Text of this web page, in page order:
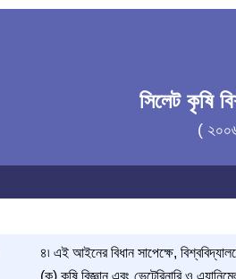
সিলেট কৃষি
(
৪৷ এই আইনের বিধান সাপেক্ষে,
(ক) কৃষি বিজ্ঞান এবং ভেটেরিনারি ও